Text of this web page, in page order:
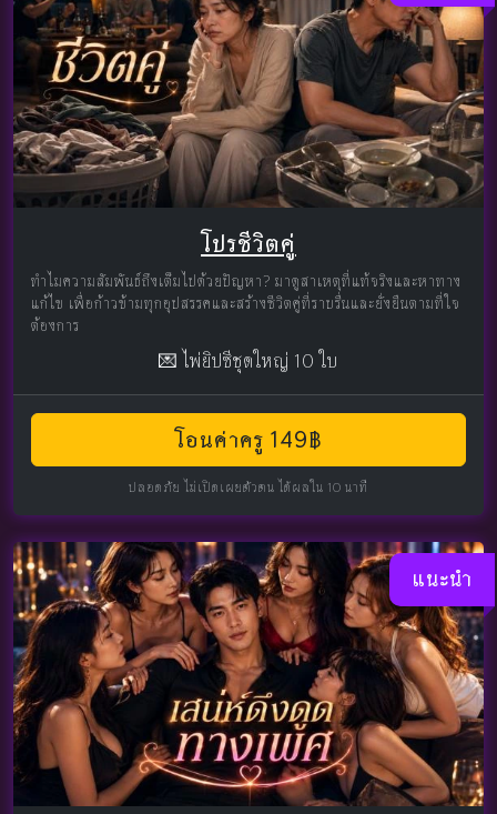
โปรชีวิตคู่
ทำไมความสัมพันธ์ถึงเต็มไปด้วยปัญหา? มาดูสาเหตุที่แท้จริงและหาทาง
แก้ไข เพื่อก้าวข้ามทุกอุปสรรคและสร้างชีวิตคู่ที่ราบรื่นและยั่งยืนตามที่ใจ
ต้องการ
💌 ไพ่ยิปซีชุดใหญ่ 10 ใบ
โอนค่าครู 149฿
ปลอดภัย ไม่เปิดเผยตัวตน ได้ผลใน 10 นาที
แนะนำ